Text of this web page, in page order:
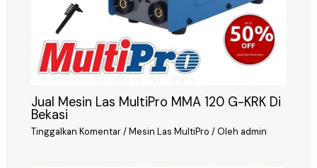
Jual Mesin Las MultiPro MMA 120 G-KRK Di
Bekasi
Tinggalkan Komentar/Mesin Las MultiPro / Oleh admin